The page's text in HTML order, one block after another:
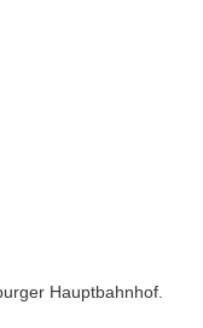
Hauptbahnhof.